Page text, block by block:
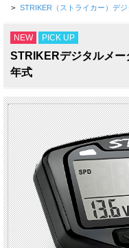
> STRIKER（ストライカー）デ
NEW PICK UP
STRIKERデジタルメ
年式